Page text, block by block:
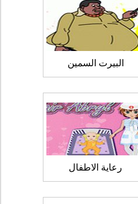
البيرت السمين
رعاية الاطفال